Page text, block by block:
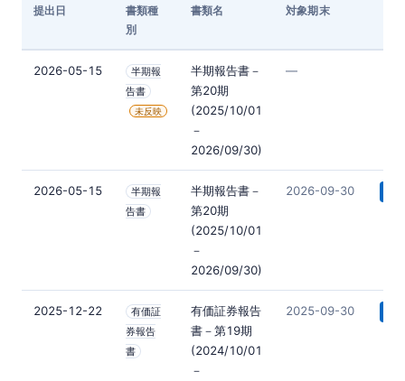
提出日
書類種
別
書類名 対象期末
2026-05-15
半期報
告書
未反映
半期報告書－
第20期
(2025/10/01
－
2026/09/30)
—
2026-05-15
半期報
告書
半期報告書－
第20期
(2025/10/01
－
2026/09/30)
2026-09-30
2025-12-22
有価証
券報告
書
有価証券報告
書－第19期
(2024/10/01
－
2025-09-30